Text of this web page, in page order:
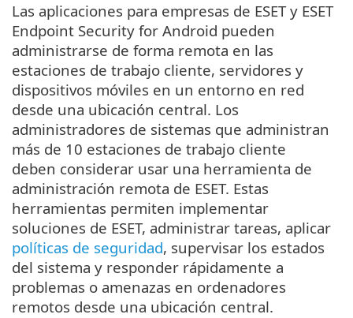
Las aplicaciones para empresas de ESET y ESET
Endpoint Security for Android pueden
administrarse de forma remota en las
estaciones de trabajo cliente, servidores y
dispositivos móviles en un entorno en red
desde una ubicación central. Los
administradores de sistemas que administran
más de 10 estaciones de trabajo cliente
deben considerar usar una herramienta de
administración remota de ESET. Estas
herramientas permiten implementar
soluciones de ESET, administrar tareas, aplicar
políticas de seguridad, supervisar los estados
del sistema y responder rápidamente a
problemas o amenazas en ordenadores
remotos desde una ubicación central.